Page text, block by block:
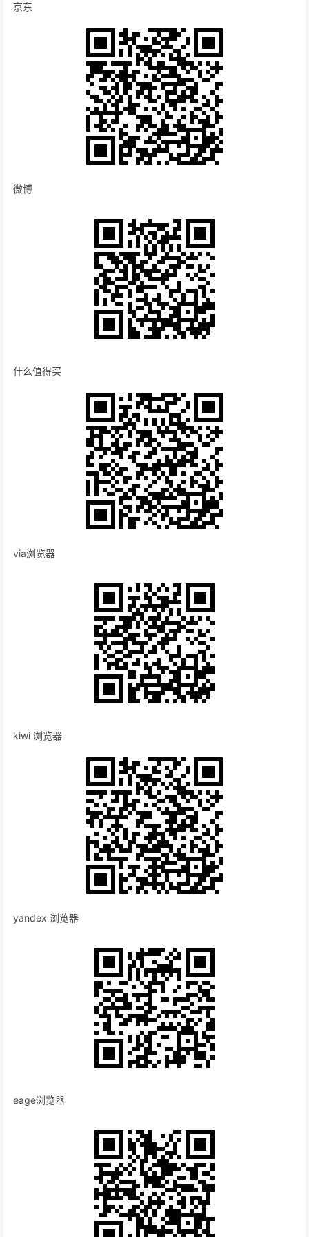
京东
微博
什么值得买
via浏览器
kiwi 浏览器
yandex 浏览器
eage浏览器